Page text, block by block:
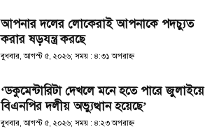
আপনার দলের লোকেরাই আপনাকে পদচ্যুত
করার ষড়যন্ত্র করছে
বুধবার, আগস্ট ৫, ২০২৬; সময় : ৪:৩১ অপরাহ্ণ
‘ডকুমেন্টারিটা দেখলে মনে হতে পারে জুলাইয়ে
বিএনপির দলীয় অভ্যুত্থান হয়েছে’
বুধবার, আগস্ট ৫, ২০২৬; সময় : ৪:২৩ অপরাহ্ণ